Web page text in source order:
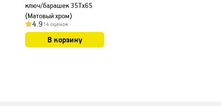
ключ/барашек 35Тх65
(Матовый хром)
4.914 оценок
В корзину